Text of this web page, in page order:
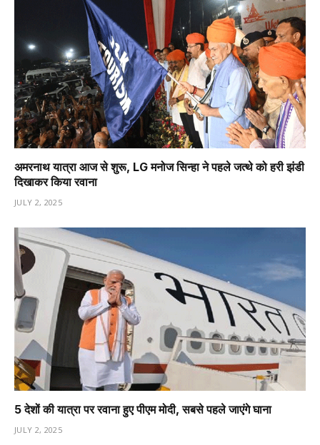
अमरनाथ यात्रा आज से शुरू, LG मनोज सिन्हा ने पहले जत्थे को हरी झंडी
दिखाकर किया रवाना
JULY 2, 2025
5 देशों की यात्रा पर रवाना हुए पीएम मोदी, सबसे पहले जाएंगे घाना
JULY 2, 2025